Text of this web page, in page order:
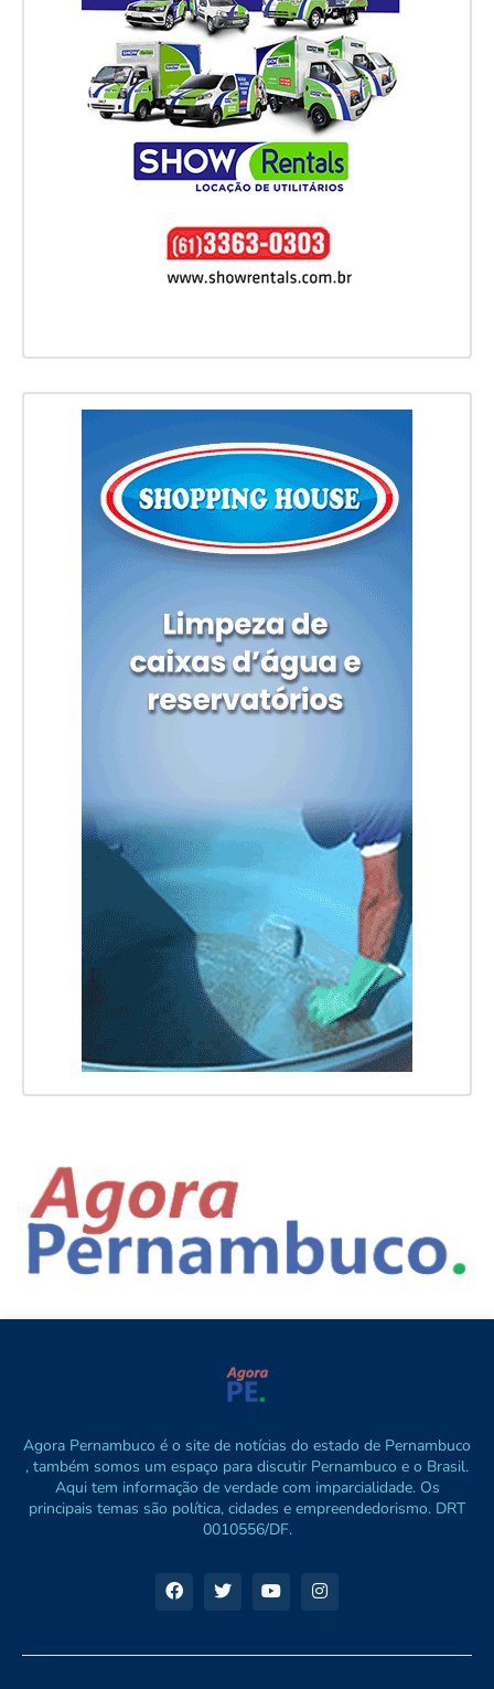
Agora Pernambuco é o site de notícias do estado de Pernambuco
, também somos um espaço para discutir Pernambuco e o Brasil.
Aqui tem informação de verdade com imparcialidade. Os
principais temas são política, cidades e empreendedorismo. DRT
0010556/DF.